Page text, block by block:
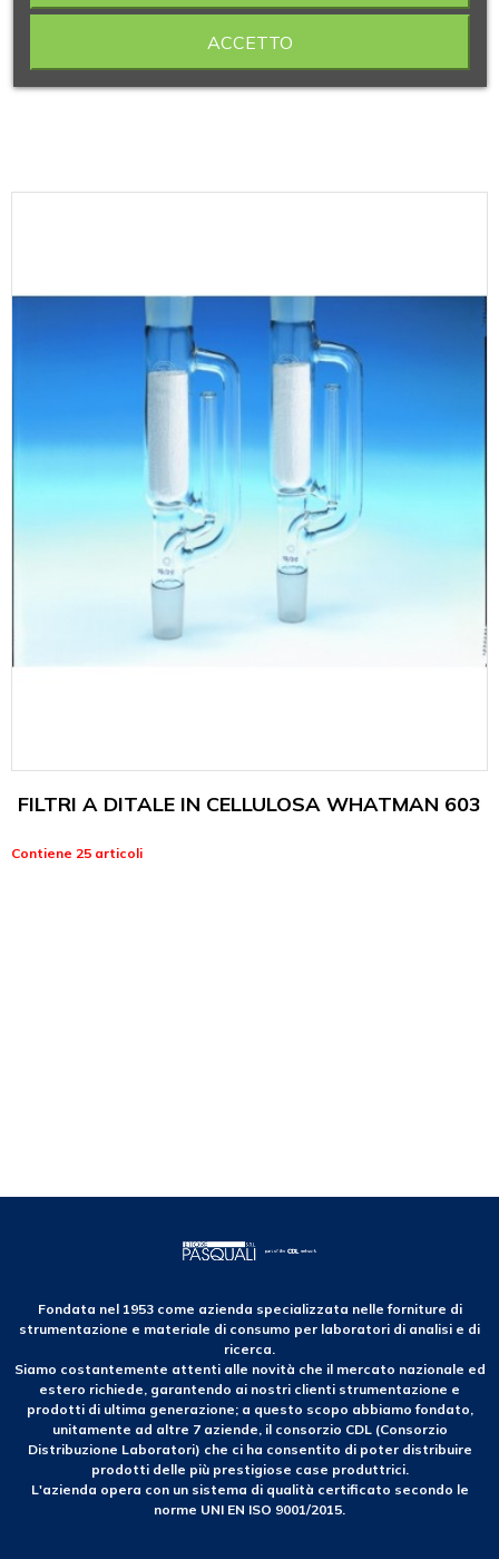
FILTRI A DITALE IN CELLULOSA WHATMAN 603
Contiene 25 articoli
Fondata nel 1953 come azienda specializzata nelle forniture di
strumentazione e materiale di consumo per laboratori di analisi e di
ricerca.
Siamo costantemente attenti alle novità che il mercato nazionale ed
estero richiede, garantendo ai nostri clienti strumentazione e
prodotti di ultima generazione; a questo scopo abbiamo fondato,
unitamente ad altre 7 aziende, il consorzio CDL (Consorzio
Distribuzione Laboratori) che ci ha consentito di poter distribuire
prodotti delle più prestigiose case produttrici.
L'azienda opera con un sistema di qualità certificato secondo le
norme UNI EN ISO 9001/2015.
ACCETTO